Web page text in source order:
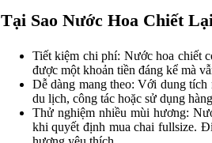
Tại Sao Nước Hoa Chiết
Tiết kiệm chi phí: Nước hoa chiết
được một khoản tiền đáng kể mà
Dễ dàng mang theo: Với dung
du lịch, công tác hoặc sử dụng
Thử nghiệm nhiều mùi hương:
khi quyết định mua chai fullsize.